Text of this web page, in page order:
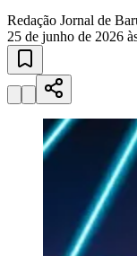
VistaCalifórnia
RegiãoCotia Cruz Preta
Militar
Califórnia
Esperança
JulioJardim Líbano
MutingaJardim Paraíso
Jardim São Pedro
Jardim Tupanci
Parque
Silveira
Vila
Vila Porto
Para Sua Empresa
Redação Jornal de
25 de junho de 2026